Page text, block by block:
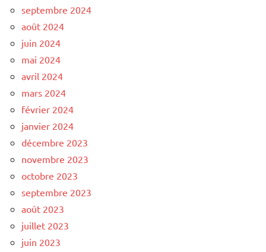
septembre 2024
août 2024
juin 2024
mai 2024
avril 2024
mars 2024
février 2024
janvier 2024
décembre 2023
novembre 2023
octobre 2023
septembre 2023
août 2023
juillet 2023
juin 2023